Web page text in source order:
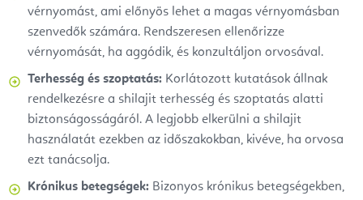
vérnyomást, ami előnyös lehet a magas vérnyomásban
szenvedők számára. Rendszeresen ellenőrizze
vérnyomását, ha aggódik, és konzultáljon orvosával.
Terhesség és szoptatás: Korlátozott kutatások állnak
rendelkezésre a shilajit terhesség és szoptatás alatti
biztonságosságáról. A legjobb elkerülni a shilajit
használatát ezekben az időszakokban, kivéve, ha orvosa
ezt tanácsolja.
Krónikus betegségek: Bizonyos krónikus betegségekben,